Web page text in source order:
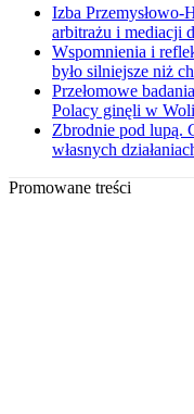
Izba
arbitrażu i mediacji
Wspomnienia i
było silniejsze niż
Przełomowe
Polacy ginęli w
Zbrodnie pod lupą.
własnych
Promowane treści